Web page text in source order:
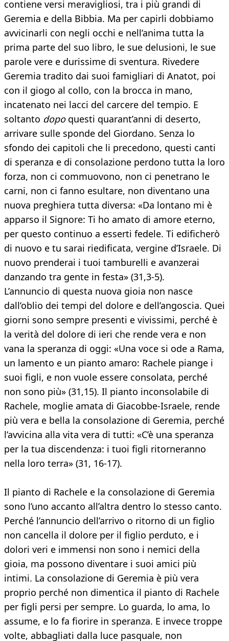
contiene versi meravigliosi, tra i più grandi di
Geremia e della Bibbia. Ma per capirli dobbiamo
avvicinarli con negli occhi e nell’anima tutta la
prima parte del suo libro, le sue delusioni, le sue
parole vere e durissime di sventura. Rivedere
Geremia tradito dai suoi famigliari di Anatot, poi
con il giogo al collo, con la brocca in mano,
incatenato nei lacci del carcere del tempio. E
soltanto dopoquesti quarant’anni di deserto,
arrivare sulle sponde del Giordano. Senza lo
sfondo dei capitoli che li precedono, questi canti
di speranza e di consolazione perdono tutta la loro
forza, non ci commuovono, non ci penetrano le
carni, non ci fanno esultare, non diventano una
nuova preghiera tutta diversa: «Da lontano mi è
apparso il Signore: Ti ho amato di amore eterno,
per questo continuo a esserti fedele. Ti edificherò
di nuovo e tu sarai riedificata, vergine d’Israele. Di
nuovo prenderai i tuoi tamburelli e avanzerai
danzando tra gente in festa» (31,3-5).
L’annuncio di questa nuova gioia non nasce
dall’oblio dei tempi del dolore e dell’angoscia. Quei
giorni sono sempre presenti e vivissimi, perché è
la verità del dolore di ieri che rende vera e non
vana la speranza di oggi: «Una voce si ode a Rama,
un lamento e un pianto amaro: Rachele piange i
suoi figli, e non vuole essere consolata, perché
non sono più» (31,15). Il pianto inconsolabile di
Rachele, moglie amata di Giacobbe-Israele, rende
più vera e bella la consolazione di Geremia, perché
l’avvicina alla vita vera di tutti: «C’è una speranza
per la tua discendenza: i tuoi figli ritorneranno
nella loro terra» (31, 16-17).
Il pianto di Rachele e la consolazione di Geremia
sono l’uno accanto all’altra dentro lo stesso canto.
Perché l’annuncio dell’arrivo o ritorno di un figlio
non cancella il dolore per il figlio perduto, e i
dolori veri e immensi non sono i nemici della
gioia, ma possono diventare i suoi amici più
intimi. La consolazione di Geremia è più vera
proprio perché non dimentica il pianto di Rachele
per figli persi per sempre. Lo guarda, lo ama, lo
assume, e lo fa fiorire in speranza. E invece troppe
volte, abbagliati dalla luce pasquale, non